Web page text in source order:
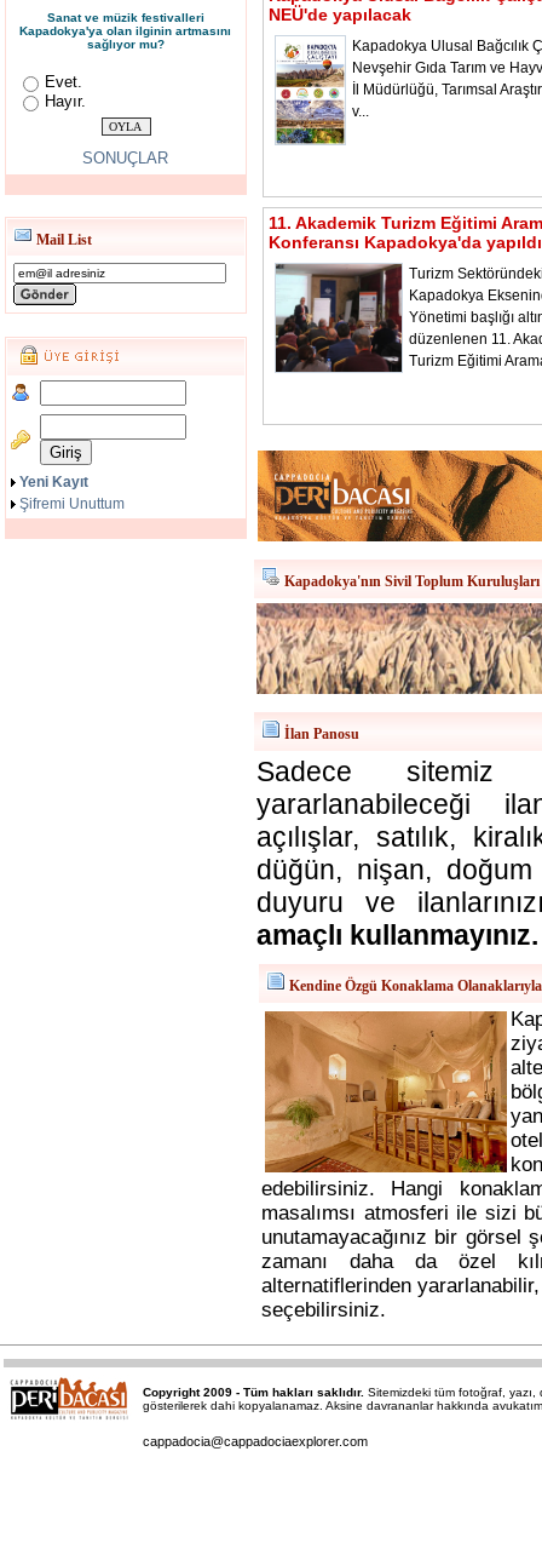
Sanat ve müzik festivalleri
Kapadokya'ya olan ilginin artmasını
sağlıyor mu?
Evet.
Hayır.
SONUÇLAR
Mail List
Yeni Kayıt
Şifremi Unuttum
NEÜ'de yapılacak
Kapadokya Ulusal Bağcılık
Nevşehir Gıda Tarım ve
İl Müdürlüğü, Tarımsal
v...
11. Akademik Turizm Eğitimi
Konferansı Kapadokya'da yapıldı
Turizm
Kapadokya
Yönetimi başlığı
düzenlenen 11.
Turizm Eğitimi
Kapadokya'nın Sivil Toplum Kuruluşları
İlan Panosu
Sadece sitemiz
yararlanabileceği
açılışlar, satılık,
düğün, nişan,
duyuru ve
amaçlı kullanmayınız.
Kendine Özgü Konaklama
edebilirsiniz. Hangi
masalımsı atmosferi ile sizi
unutamayacağınız bir görsel
zamanı daha da özel
alternatiflerinden
seçebilirsiniz.
Copyright 2009 - Tüm hakları saklıdır. Sitemizdeki tüm fotoğraf, yazı,
gösterilerek dahi kopyalanamaz. Aksine davrananlar hakkında
cappadocia@cappadociaexplorer.com